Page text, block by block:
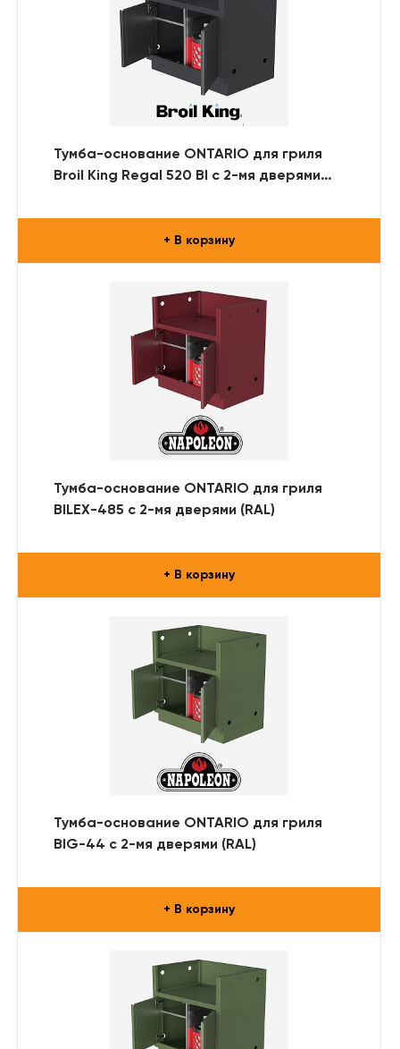
Тумба-основание ONTARIO для гриля
Broil King Regal 520 BI с 2-мя дверями
+ В корзину
Тумба-основание ONTARIO для гриля
BILEX-485 с 2-мя дверями (RAL)
+ В корзину
Тумба-основание ONTARIO для гриля
BIG-44 с 2-мя дверями (RAL)
+ В корзину